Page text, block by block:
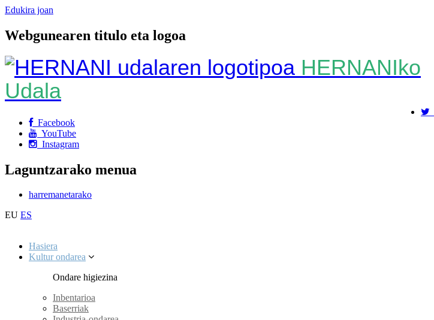
Edukira joan
Webgunearen titulo eta logoa
HERNANIko
Udala
Facebook
YouTube
Instagram
Laguntzarako menua
harremanetarako
EU ES
Hasiera
Kultur ondarea
Ondare higiezina
Inbentarioa
Baserriak